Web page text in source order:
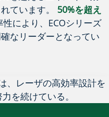
ています。 50%を超え
により、ECOシリーズ
なリーダーとなってい